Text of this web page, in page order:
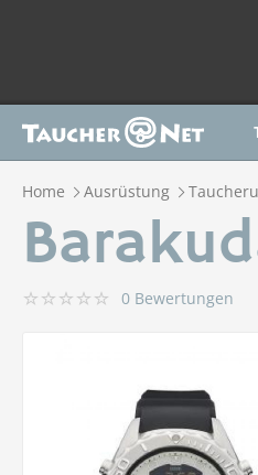
Home Ausrüstung
0 Bewertungen